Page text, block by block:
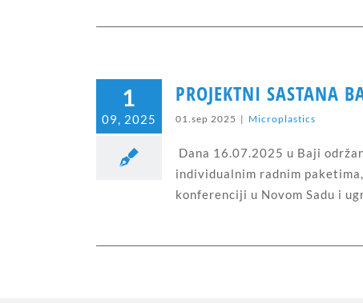
1
09, 2025
PROJEKTNI SASTANA
01.sep 2025 | Microplastics
Dana 16.07.2025 u Baji
individualnim radnim
konferenciji u Novom Sadu i